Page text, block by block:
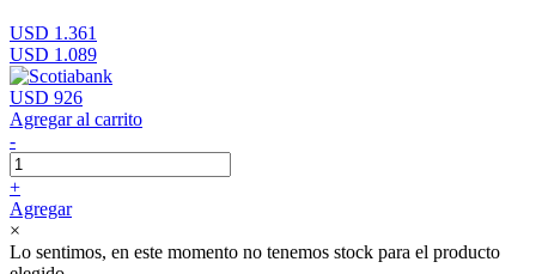
USD 1.361
USD 1.089
USD 926
Agregar al carrito
-
+
Agregar
×
Lo sentimos, en este momento no tenemos stock para el producto